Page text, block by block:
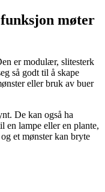
møter
er modulær, slitesterk
så godt til å skape
eller bruk av buer
De kan også ha
en lampe eller en plante,
et mønster kan bryte